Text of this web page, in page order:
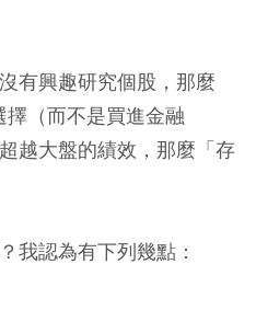
有興趣研究個股，那麼
（而不是買進金融
越大盤的績效，那麼「存
我認為有下列幾點：